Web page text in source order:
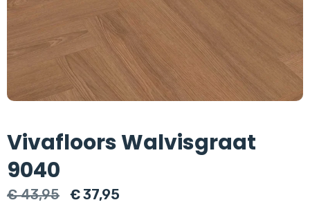
Vivafloors Walvisgraat
9040
€43,95
Oorspronkelijke
€37,95